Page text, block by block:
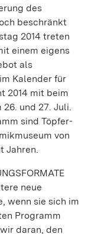
des
beschränkt
2014 treten
einem eigens
als
Kalender für
2014 mit beim
und 27. Juli.
sind Töpfer-
von
Jahren.
neue
wenn sie sich im
Programm
daran, den